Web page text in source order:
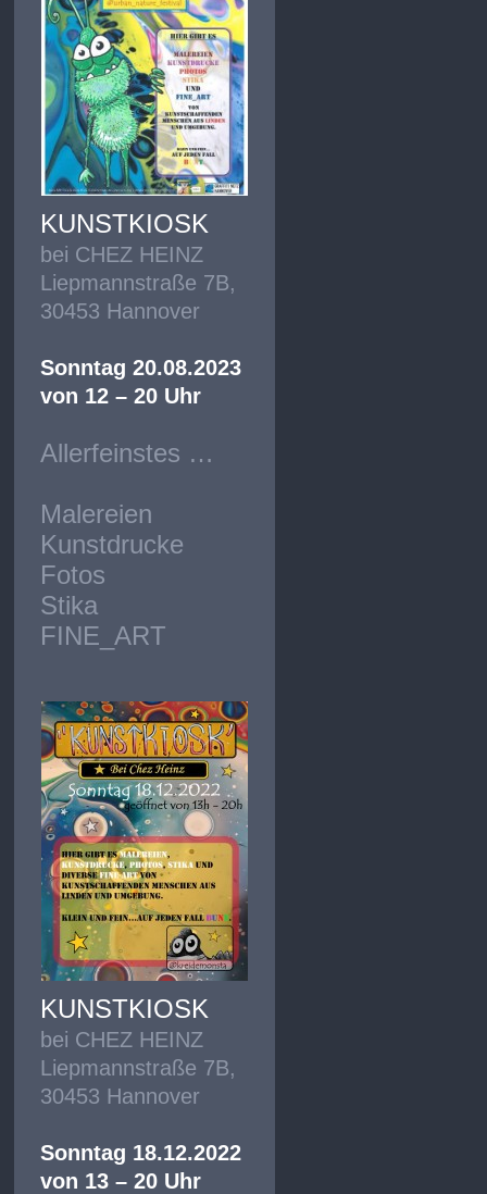
KUNSTKIOSK
bei CHEZ HEINZ
Liepmannstraße 7B,
30453 Hannover
Sonntag 20.08.2023
von 12 – 20 Uhr
Allerfeinstes …
Malereien
Kunstdrucke
Fotos
Stika
FINE_ART
KUNSTKIOSK
bei CHEZ HEINZ
Liepmannstraße 7B,
30453 Hannover
Sonntag 18.12.2022
von 13 – 20 Uhr